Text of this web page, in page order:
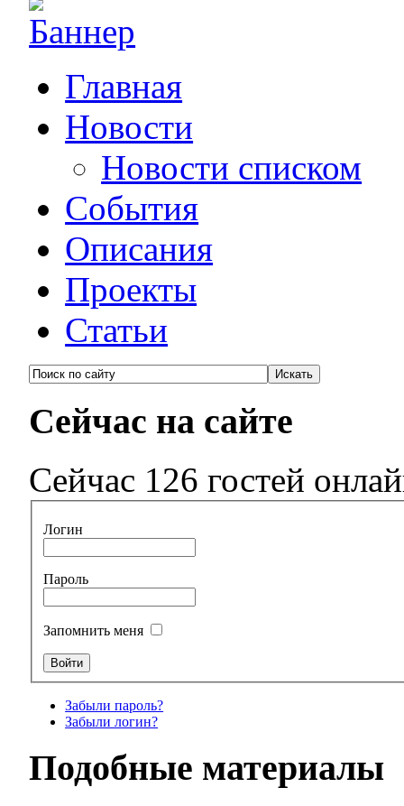
Главная
Новости
Новости списком
События
Описания
Проекты
Статьи
Сейчас на сайте
Сейчас 126 гостей
Логин
Пароль
Запомнить меня
Забыли пароль?
Забыли логин?
Подобные материалы